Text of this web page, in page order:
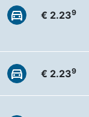
€ 2.239
€ 2.239